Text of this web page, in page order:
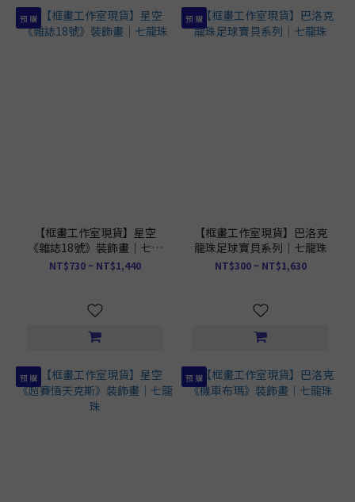
預 購
【框畫工作室現貨】星空
《雜誌18號》裝飾畫｜七龍
珠
NT$730 ~ NT$1,440
預 購
【框畫工作室現貨】巴洛克
龍珠足球寶貝系列｜七龍珠
NT$300 ~ NT$1,630
預 購 預 購